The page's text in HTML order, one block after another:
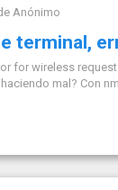
Anónimo
terminal,
wireless request
mal? Con